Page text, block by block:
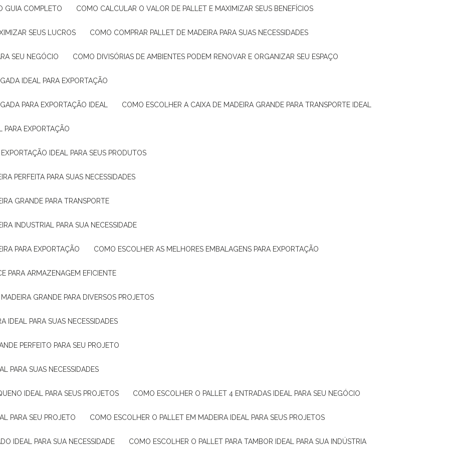
GUIA COMPLETO COMO CALCULAR O VALOR DE PALLET E MAXIMIZAR SEUS BENEFÍCIOS
SEUS LUCROS COMO COMPRAR PALLET DE MADEIRA PARA SUAS NECESSIDADES
SEU NEGÓCIO COMO DIVISÓRIAS DE AMBIENTES PODEM RENOVAR E ORGANIZAR SEU ESPAÇO
IDEAL PARA EXPORTAÇÃO
PARA EXPORTAÇÃO IDEAL COMO ESCOLHER A CAIXA DE MADEIRA GRANDE PARA TRANSPORTE IDEAL
PARA EXPORTAÇÃO
IDEAL PARA SEUS PRODUTOS
PERFEITA PARA SUAS NECESSIDADES
GRANDE PARA TRANSPORTE
INDUSTRIAL PARA SUA NECESSIDADE
PARA EXPORTAÇÃO COMO ESCOLHER AS MELHORES EMBALAGENS PARA EXPORTAÇÃO
PARA ARMAZENAGEM EFICIENTE
GRANDE PARA DIVERSOS PROJETOS
IDEAL PARA SUAS NECESSIDADES
PERFEITO PARA SEU PROJETO
PARA SUAS NECESSIDADES
IDEAL PARA SEUS PROJETOS COMO ESCOLHER O PALLET 4 ENTRADAS IDEAL PARA SEU NEGÓCIO
PARA SEU PROJETO COMO ESCOLHER O PALLET EM MADEIRA IDEAL PARA SEUS PROJETOS
IDEAL PARA SUA NECESSIDADE COMO ESCOLHER O PALLET PARA TAMBOR IDEAL PARA SUA INDÚSTRIA